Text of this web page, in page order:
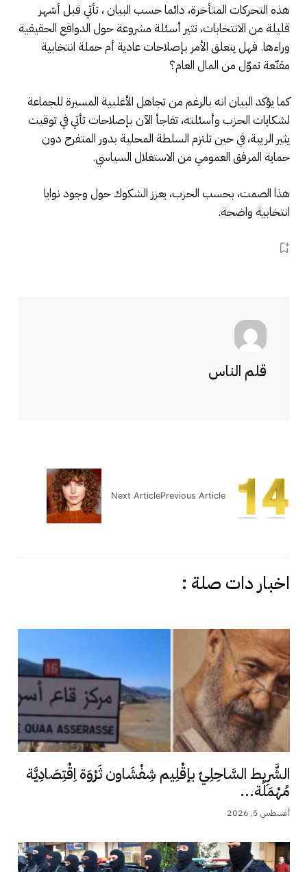
هذه التحركات المتأخرة، دائما حسب البيان ، تأتي قبل أشهر
قليلة من الانتخابات، تثير أسئلة مشروعة حول الدوافع الحقيقية
وراءها. فهل يتعلق الأمر بإصلاحات عادية أم حملة انتخابية
مقنّعة تموّل من المال العام؟
كما يؤكد البيان انه بالرغم من تجاهل الأغلبية المسيرة للجماعة
لشكايات الحزب وأسئلته، تفاجأ الآن بإصلاحات تأتي في توقيت
يثير الريبة، في حين تلتزم السلطة المحلية بدور المتفرج دون
حماية المرفق العمومي من الاستغلال السياسي.
هذا الصمت، بحسب الحزب، يعزز الشكوك حول وجود نوايا
انتخابية واضحة.
قلم الناس
Previous Article
Next Article
اخبار دات صلة :
الشَّرِيط السَّاحِلِيّ بإقْلِيم شِفْشَاون ثَرْوَة اِقْتِصَادِيَّة
مُهْمَلَة...
أغسطس 5, 2026